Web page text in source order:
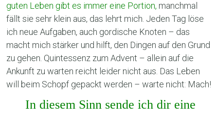
guten Leben gibt es immer eine Portion, manchmal
fällt sie sehr klein aus, das lehrt mich. Jeden Tag löse
ich neue Aufgaben, auch gordische Knoten – das
macht mich stärker und hilft, den Dingen auf den Grund
zu gehen. Quintessenz zum Advent – allein auf die
Ankunft zu warten reicht leider nicht aus. Das Leben
will beim Schopf gepackt werden – warte nicht: Mach!
In diesem Sinn sende ich dir eine